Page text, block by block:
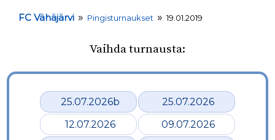
FC Vähäjärvi » Pingisturnaukset » 19.01.2019
Vaihda turnausta:
25.07.2026b
25.07.2026
12.07.2026
09.07.2026